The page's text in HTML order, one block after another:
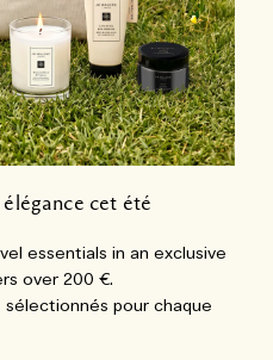
cet été
essentials in an exclusive
over 200 €.
pour chaque